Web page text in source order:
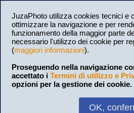
JuzaPhoto utilizza cookies tecnici e
ottimizzare la navigazione e per
funzionamento della maggior parte
necessario l'utilizzo dei cookie per
(maggiori informazioni).
Proseguendo nella navigazione
accettato i Termini di utilizzo e
opzioni per la gestione dei cookie.
OK,